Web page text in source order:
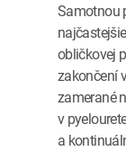
Samotnou
obličkovej
zakončení
zamerané
v
a